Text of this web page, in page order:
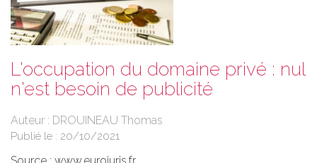
L'occupation du domaine privé : nul
n'est besoin de publicité
Auteur : DROUINEAU Thomas
Publié le : 20/10/2021